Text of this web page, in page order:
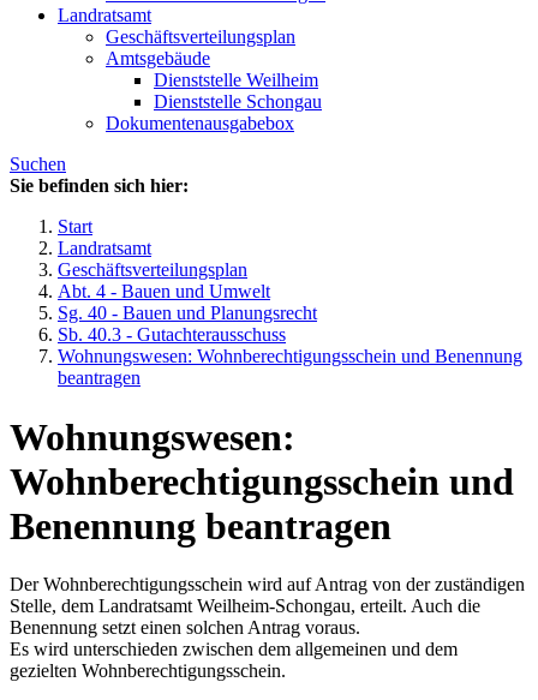
Landratsamt
Geschäftsverteilungsplan
Amtsgebäude
Dienststelle Weilheim
Dienststelle Schongau
Dokumentenausgabebox
Suchen
Sie befinden sich hier:
Start
Landratsamt
Geschäftsverteilungsplan
Abt. 4 - Bauen und Umwelt
Sg. 40 - Bauen und Planungsrecht
Sb. 40.3 - Gutachterausschuss
Wohnungswesen: Wohnberechtigungsschein und Benennung
beantragen
Wohnungswesen:
Wohnberechtigungsschein und
Benennung beantragen
Der Wohnberechtigungsschein wird auf Antrag von der zuständigen
Stelle, dem Landratsamt Weilheim-Schongau, erteilt. Auch die
Benennung setzt einen solchen Antrag voraus.
Es wird unterschieden zwischen dem allgemeinen und dem
gezielten Wohnberechtigungsschein.